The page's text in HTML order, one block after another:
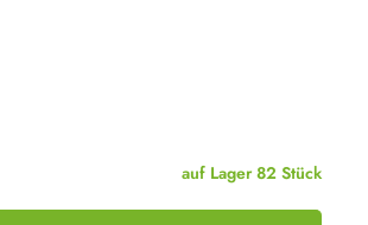
auf Lager 82 Stück